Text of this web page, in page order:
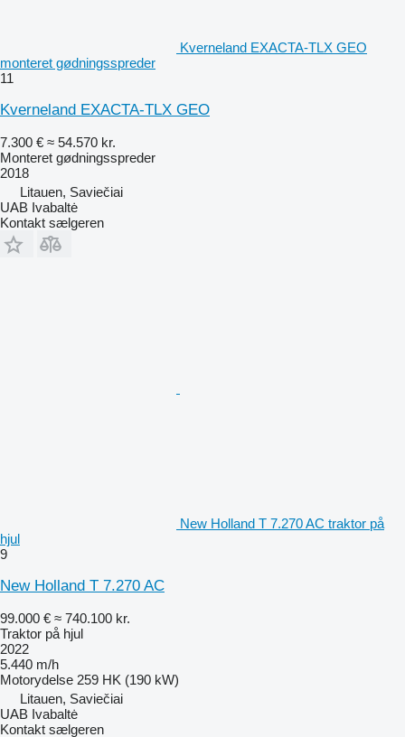
Kverneland EXACTA-TLX GEO
monteret gødningsspreder
11
Kverneland EXACTA-TLX GEO
7.300 € ≈ 54.570 kr.
Monteret gødningsspreder
2018
Litauen, Saviečiai
UAB Ivabaltė
Kontakt sælgeren
New Holland T 7.270 AC traktor på
hjul
9
New Holland T 7.270 AC
99.000 € ≈ 740.100 kr.
Traktor på hjul
2022
5.440 m/h
Motorydelse 259 HK (190 kW)
Litauen, Saviečiai
UAB Ivabaltė
Kontakt sælgeren